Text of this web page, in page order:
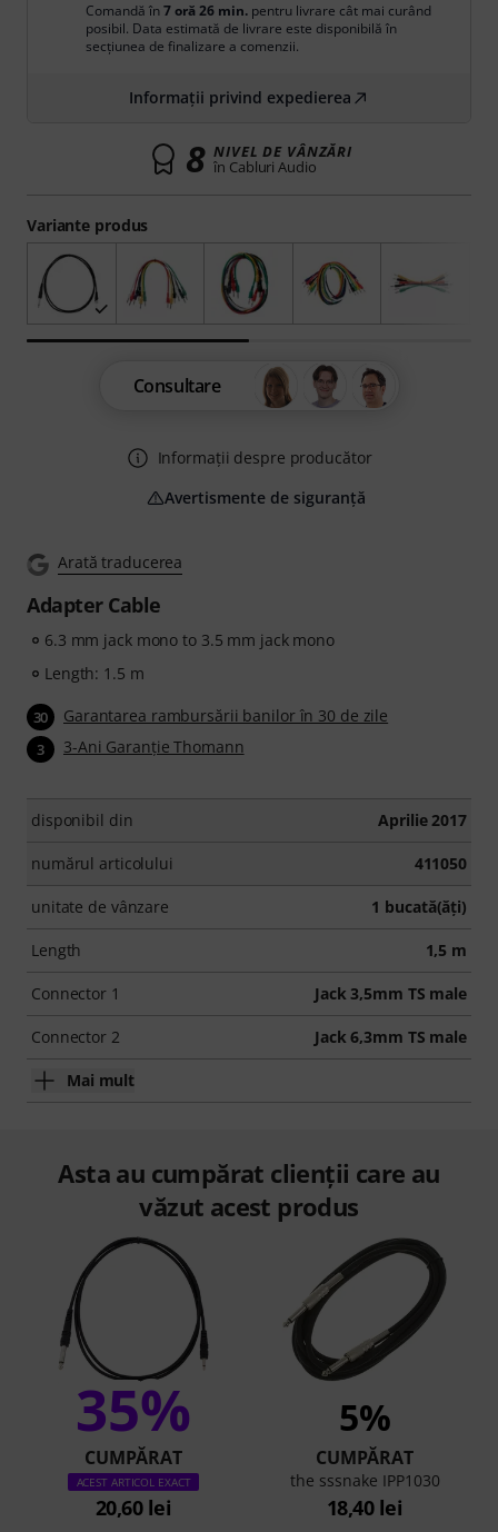
Arată traducerea
Adapter Cable
6.3 mm jack mono to 3.5 mm jack mono
Length: 1.5 m
30 Garantarea rambursării banilor în 30 de zile
3 3-Ani Garanţie Thomann
disponibil din Aprilie 2017
numărul articolului 411050
unitate de vânzare 1 bucată(ăţi)
Length 1,5 m
Connector 1 Jack 3,5mm TS male
Connector 2 Jack 6,3mm TS male
Mai mult
Variante produs
Comandă în7 oră 26 min. pentru livrare cât mai curând
posibil. Data estimată de livrare este disponibilă în
secțiunea de finalizare a comenzii.
Informații privind expedierea
8 NIVEL DE VÂNZĂRI
în Cabluri Audio
Consultare
Informații despre producător
Avertismente de siguranță
Asta au cumpărat clienții care au
văzut acest produs
35%
CUMPĂRAT
ACEST ARTICOL EXACT
20,60 lei
5%
CUMPĂRAT
the sssnake IPP1030
18,40 lei